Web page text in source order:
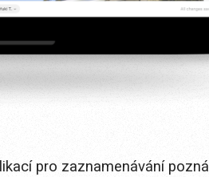
pro zaznamenávání